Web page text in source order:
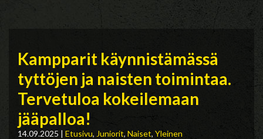
Kampparit käynnistämässä
tyttöjen ja naisten toimintaa.
Tervetuloa kokeilemaan
jääpalloa!
14.09.2025 | Etusivu, Juniorit, Naiset, Yleinen